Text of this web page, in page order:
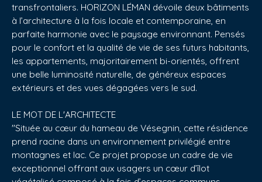
transfrontaliers. HORIZON LÉMAN dévoile deux bâtiments
à l’architecture à la fois locale et contemporaine, en
parfaite harmonie avec le paysage environnant. Pensés
pour le confort et la qualité de vie de ses futurs habitants,
les appartements, majoritairement bi-orientés, offrent
une belle luminosité naturelle, de généreux espaces
extérieurs et des vues dégagées vers le sud.
LE MOT DE L'ARCHITECTE
"Située au cœur du hameau de Vésegnin, cette résidence
prend racine dans un environnement privilégié entre
montagnes et lac. Ce projet propose un cadre de vie
exceptionnel offrant aux usagers un cœur d’îlot